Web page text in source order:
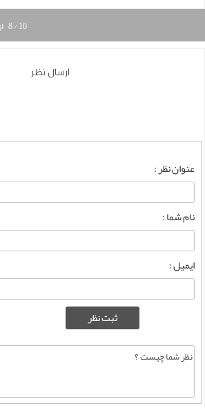
8/10 از
ارسال نظر
عنوان نظر :
نام شما :
ایمیل :